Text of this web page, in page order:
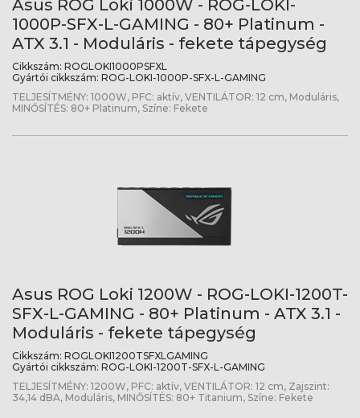
Asus ROG Loki 1000W - ROG-LOKI-
1000P-SFX-L-GAMING - 80+ Platinum -
ATX 3.1 - Moduláris - fekete tápegység
Cikkszám: ROGLOKI1000PSFXL
Gyártói cikkszám: ROG-LOKI-1000P-SFX-L-GAMING
TELJESÍTMÉNY: 1000W, PFC: aktív, VENTILÁTOR: 12 cm, Moduláris,
MINŐSÍTÉS: 80+ Platinum, Színe: Fekete
Asus ROG Loki 1200W - ROG-LOKI-1200T-
SFX-L-GAMING - 80+ Platinum - ATX 3.1 -
Moduláris - fekete tápegység
Cikkszám: ROGLOKI1200TSFXLGAMING
Gyártói cikkszám: ROG-LOKI-1200T-SFX-L-GAMING
TELJESÍTMÉNY: 1200W, PFC: aktív, VENTILÁTOR: 12 cm, Zajszint:
34,14 dBA, Moduláris, MINŐSÍTÉS: 80+ Titanium, Színe: Fekete